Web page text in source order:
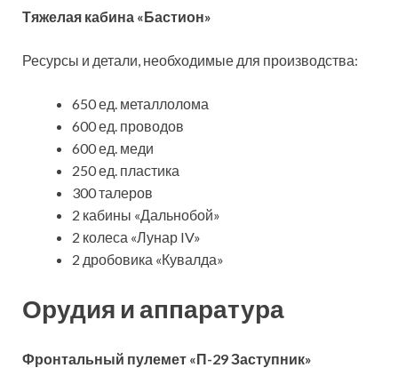
Тяжелая кабина «Бастион»
Ресурсы и детали, необходимые для производства:
650 ед. металлолома
600 ед. проводов
600 ед. меди
250 ед. пластика
300 талеров
2 кабины «Дальнобой»
2 колеса «Лунар IV»
2 дробовика «Кувалда»
Орудия и аппаратура
Фронтальный пулемет «П-29 Заступник»